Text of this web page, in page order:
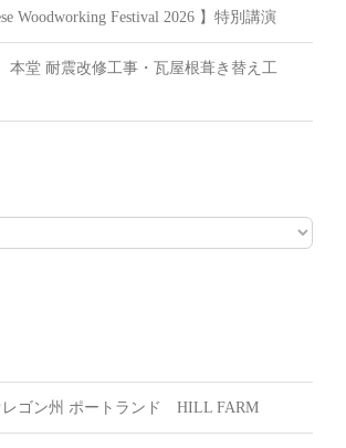
Woodworking Festival 2026 】特別講演
堂 耐震改修工事・瓦屋根葺き替え工
レゴン州 ポートランド HILL FARM